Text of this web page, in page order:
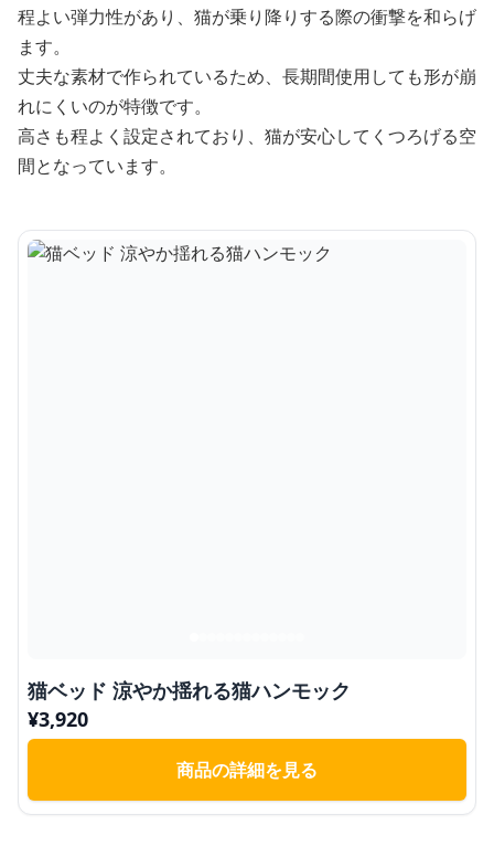
程よい弾力性があり、猫が乗り降りする際の衝撃を和らげ
ます。
丈夫な素材で作られているため、長期間使用しても形が崩
れにくいのが特徴です。
高さも程よく設定されており、猫が安心してくつろげる空
間となっています。
猫ベッド 涼やか揺れる猫ハンモック
¥3,920
商品の詳細を見る